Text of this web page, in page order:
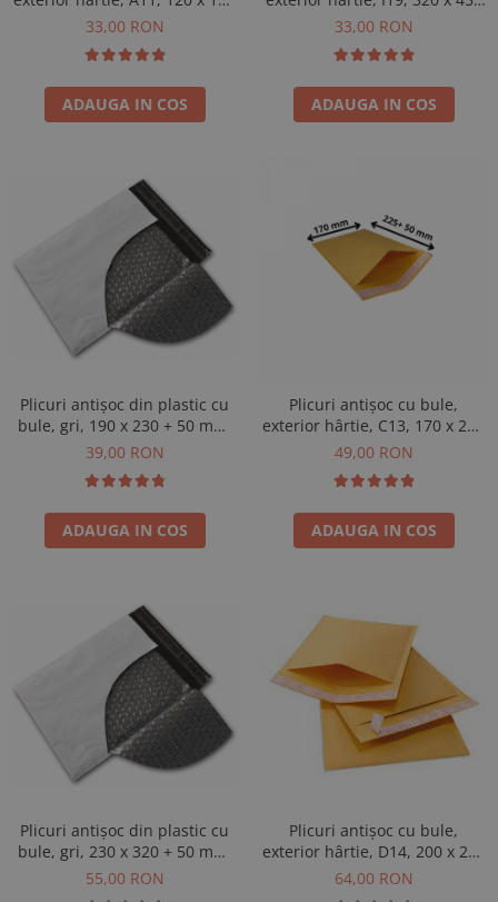
+ 50 mm, 100 buc
33,00 RON
ADAUGA IN COS
+ 50 mm, 20 buc
33,00 RON
ADAUGA IN COS
Plicuri antișoc din plastic cu
bule, gri, 190 x 230 + 50 mm,
50 buc
39,00 RON
ADAUGA IN COS
Plicuri antișoc cu bule,
exterior hârtie, C13, 170 x 225
+ 50 mm, 100 buc
49,00 RON
ADAUGA IN COS
Plicuri antișoc din plastic cu
bule, gri, 230 x 320 + 50 mm,
50 buc
55,00 RON
Plicuri antișoc cu bule,
exterior hârtie, D14, 200 x 275
+ 50 mm, 100 buc
64,00 RON